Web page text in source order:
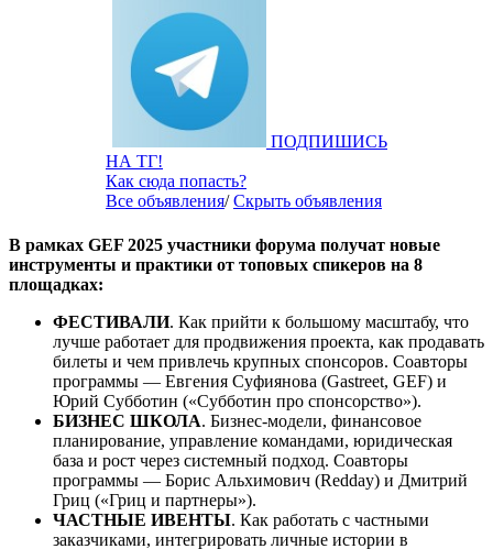
ПОДПИШИСЬ
НА ТГ!
Как сюда попасть?
Все объявления/Скрыть объявления
В рамках GEF 2025 участники форума получат новые
инструменты и практики от топовых спикеров на 8
площадках:
ФЕСТИВАЛИ. Как прийти к большому масштабу, что
лучше работает для продвижения проекта, как продавать
билеты и чем привлечь крупных спонсоров. Соавторы
программы — Евгения Суфиянова (Gastreet, GEF) и
Юрий Субботин («Субботин про спонсорство»).
БИЗНЕС ШКОЛА. Бизнес-модели, финансовое
планирование, управление командами, юридическая
база и рост через системный подход. Соавторы
программы — Борис Альхимович (Redday) и Дмитрий
Гриц («Гриц и партнеры»).
ЧАСТНЫЕ ИВЕНТЫ. Как работать с частными
заказчиками, интегрировать личные истории в